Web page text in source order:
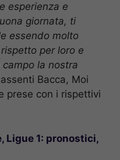
esperienza e
giornata, ti
essendo molto
per loro e
la nostra
Bacca, Moi
prese con i rispettivi
Ligue 1: pronostici,